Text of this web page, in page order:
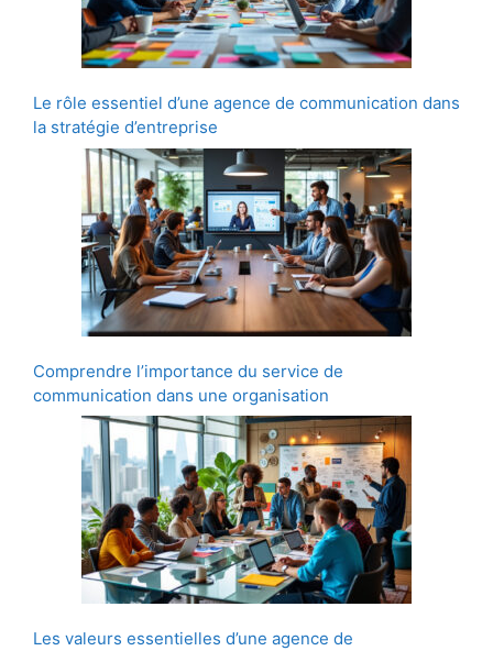
Le rôle essentiel d’une agence de communication dans
la stratégie d’entreprise
Comprendre l’importance du service de
communication dans une organisation
Les valeurs essentielles d’une agence de